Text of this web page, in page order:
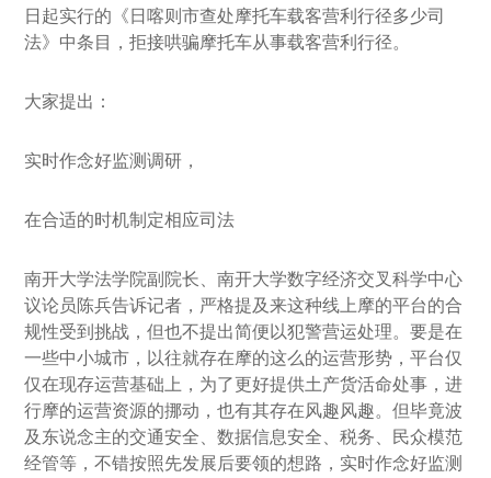
日起实行的《日喀则市查处摩托车载客营利行径多少司
法》中条目，拒接哄骗摩托车从事载客营利行径。
大家提出：
实时作念好监测调研，
在合适的时机制定相应司法
南开大学法学院副院长、南开大学数字经济交叉科学中心
议论员陈兵告诉记者，严格提及来这种线上摩的平台的合
规性受到挑战，但也不提出简便以犯警营运处理。要是在
一些中小城市，以往就存在摩的这么的运营形势，平台仅
仅在现存运营基础上，为了更好提供土产货活命处事，进
行摩的运营资源的挪动，也有其存在风趣风趣。但毕竟波
及东说念主的交通安全、数据信息安全、税务、民众模范
经管等，不错按照先发展后要领的想路，实时作念好监测